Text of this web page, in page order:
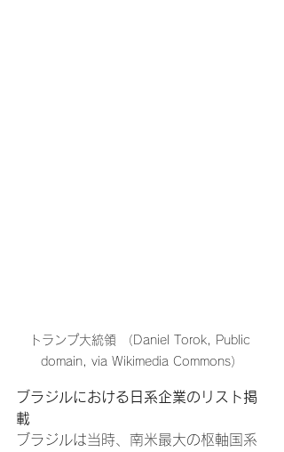
トランプ大統領 （Daniel Torok, Public
domain, via Wikimedia Commons）
ブラジルにおける日系企業のリスト掲
載
ブラジルは当時、南米最大の枢軸国系